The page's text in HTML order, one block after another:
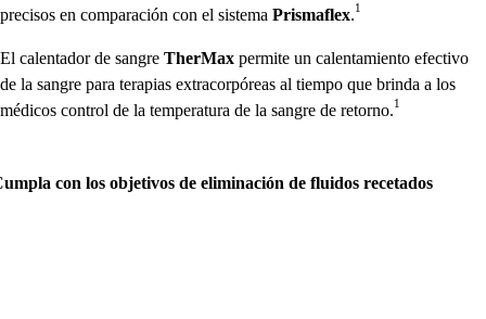
precisos en comparación con el sistema Prismaflex.1
El calentador de sangre TherMax permite un calentamiento efectivo
de la sangre para terapias extracorpóreas al tiempo que brinda a los
médicos control de la temperatura de la sangre de retorno.1